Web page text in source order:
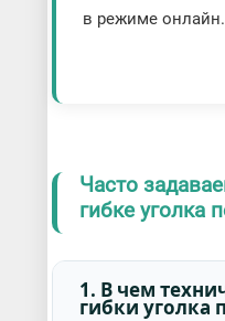
в режиме онлайн.
Часто
гибке уголка
1. В чем
гибки уголка